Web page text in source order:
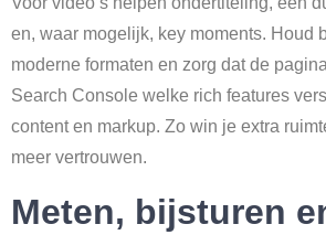
en, waar mogelijk, key moments. Houd
moderne formaten en zorg dat de
Search Console welke rich features
content en markup. Zo win je extra
meer vertrouwen.
Meten, bijsturen